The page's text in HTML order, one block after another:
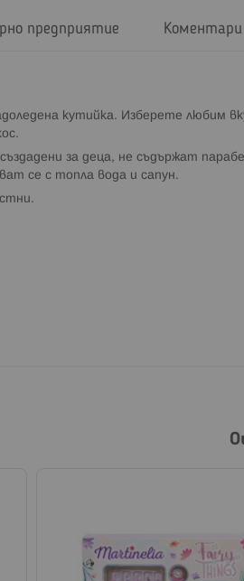
кутийка. Изберете любим
за деца, не съдържат
се с топла вода и сапун.
предприятие